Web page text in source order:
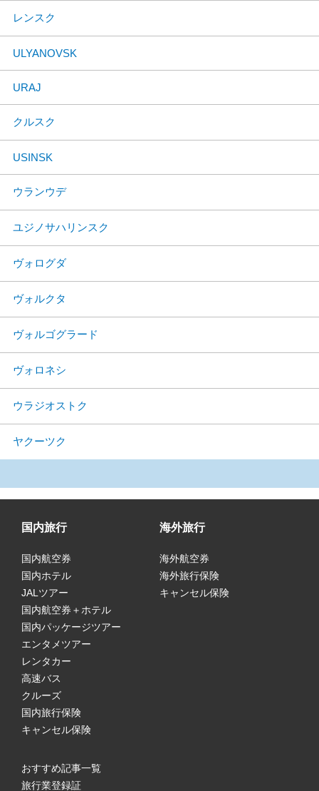
レンスク
ULYANOVSK
URAJ
クルスク
USINSK
ウランウデ
ユジノサハリンスク
ヴォログダ
ヴォルクタ
ヴォルゴグラード
ヴォロネシ
ウラジオストク
ヤクーツク
国内旅行
国内航空券
国内ホテル
JALツアー
国内航空券＋ホテル
国内パッケージツアー
エンタメツアー
レンタカー
高速バス
クルーズ
国内旅行保険
キャンセル保険
海外旅行
海外航空券
海外旅行保険
キャンセル保険
おすすめ記事一覧
旅行業登録証